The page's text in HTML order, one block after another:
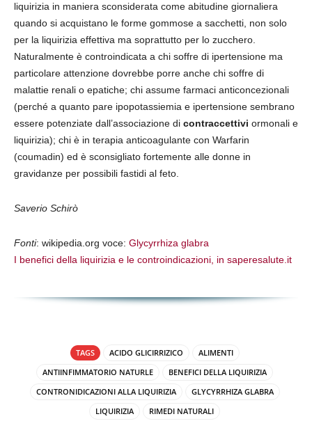
liquirizia in maniera sconsiderata come abitudine giornaliera
quando si acquistano le forme gommose a sacchetti, non solo
per la liquirizia effettiva ma soprattutto per lo zucchero.
Naturalmente è controindicata a chi soffre di ipertensione ma
particolare attenzione dovrebbe porre anche chi soffre di
malattie renali o epatiche; chi assume farmaci anticoncezionali
(perché a quanto pare ipopotassiemia e ipertensione sembrano
essere potenziate dall’associazione di contraccettivi ormonali e
liquirizia); chi è in terapia anticoagulante con Warfarin
(coumadin) ed è sconsigliato fortemente alle donne in
gravidanze per possibili fastidi al feto.
Saverio Schirò
Fonti: wikipedia.org voce: Glycyrrhiza glabra
I benefici della liquirizia e le controindicazioni, in saperesalute.it
TAGS ACIDO GLICIRRIZICO
ALIMENTI
ANTIINFIMMATORIO NATURLE
BENEFICI DELLA LIQUIRIZIA
CONTRONIDICAZIONI ALLA LIQUIRIZIA
GLYCYRRHIZA GLABRA
LIQUIRIZIA
RIMEDI NATURALI